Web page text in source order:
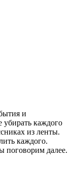
и
убирать каждого
из ленты.
каждого.
поговорим далее.